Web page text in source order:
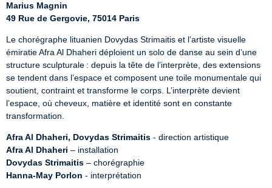
Marius Magnin
49 Rue de Gergovie, 75014 Paris
Le chorégraphe lituanien Dovydas Strimaitis et l’artiste visuelle
émiratie Afra Al Dhaheri déploient un solo de danse au sein d’une
structure sculpturale : depuis la tête de l’interprète, des extensions
se tendent dans l’espace et composent une toile monumentale qui
soutient, contraint et transforme le corps. L’interprète devient
l’espace, où cheveux, matière et identité sont en constante
transformation.
Afra Al Dhaheri, Dovydas Strimaitis
Afra Al Dhaheri
Dovydas Strimaitis
Hanna-May Porlon - interprétation